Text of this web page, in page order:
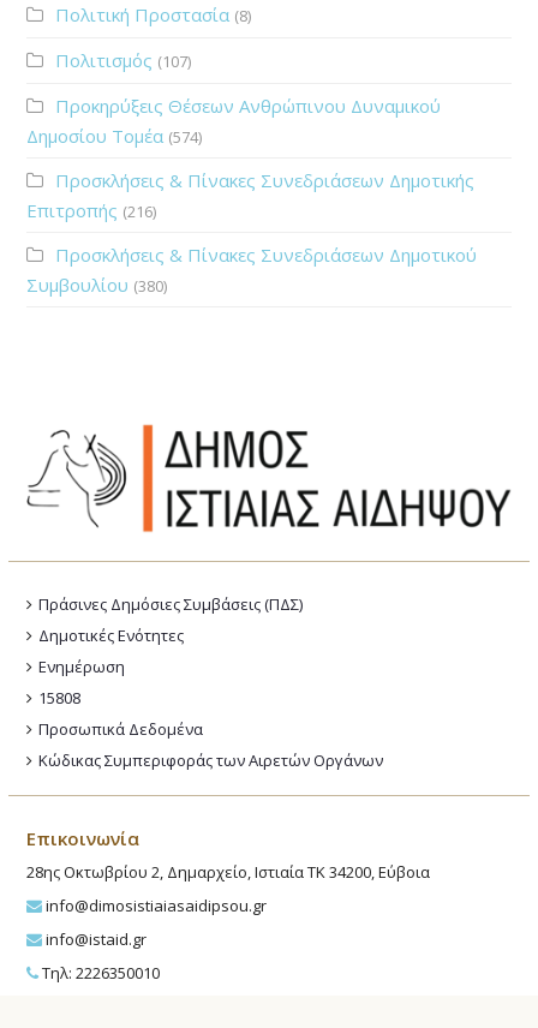
Πολιτική Προστασία (8)
Πολιτισμός (107)
Προκηρύξεις Θέσεων Ανθρώπινου Δυναμικού
Δημοσίου Τομέα (574)
Προσκλήσεις & Πίνακες Συνεδριάσεων Δημοτικής
Επιτροπής (216)
Προσκλήσεις & Πίνακες Συνεδριάσεων Δημοτικού
Συμβουλίου (380)
Πράσινες Δημόσιες Συμβάσεις (ΠΔΣ)
Δημοτικές Ενότητες
Ενημέρωση
15808
Προσωπικά Δεδομένα
Κώδικας Συμπεριφοράς των Αιρετών Οργάνων
Επικοινωνία
28ης Οκτωβρίου 2, Δημαρχείο, Ιστιαία ΤΚ 34200, Εύβοια
info@dimosistiaiasaidipsou.gr
info@istaid.gr
Τηλ: 2226350010